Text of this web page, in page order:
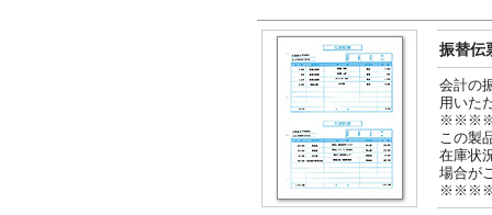
振替伝
会計の
用いた
この製
在庫状
場合が